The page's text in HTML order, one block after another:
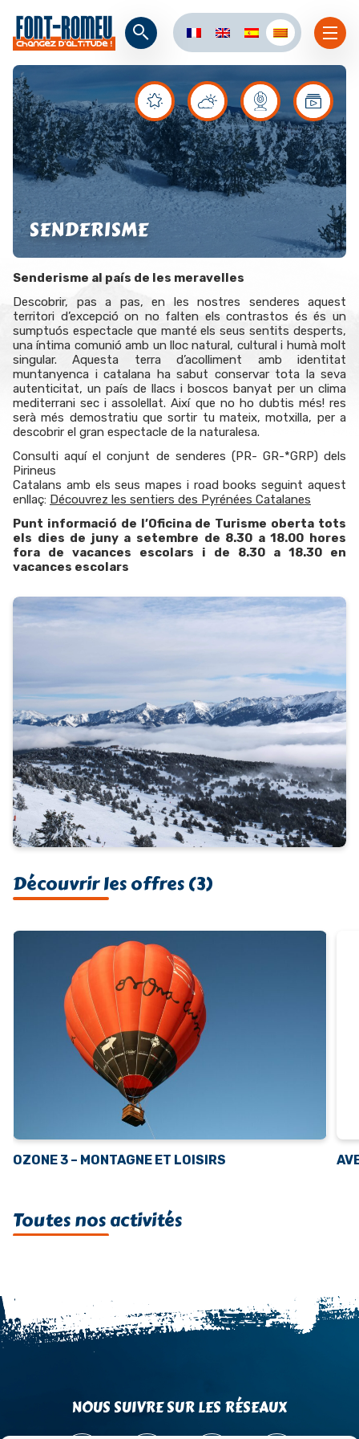
SENDERISME
Senderisme al país de les meravelles
Descobrir, pas a pas, en les nostres senderes aquest
territori d’excepció on no falten els contrastos és és un
sumptuós espectacle que manté els seus sentits desperts,
una íntima comunió amb un lloc natural, cultural i humà molt
singular. Aquesta terra d’acolliment amb identitat
muntanyenca i catalana ha sabut conservar tota la seva
autenticitat, un país de llacs i boscos banyat per un clima
mediterrani sec i assolellat. Així que no ho dubtis més! res
serà més demostratiu que sortir tu mateix, motxilla, per a
descobrir el gran espectacle de la naturalesa.
Consulti aquí el conjunt de senderes (PR- GR-*GRP) dels
Pirineus
Catalans amb els seus mapes i road books seguint aquest
enllaç: Découvrez les sentiers des Pyrénées Catalanes
Punt informació de l’Oficina de Turisme oberta tots
els dies de juny a setembre de 8.30 a 18.00 hores
fora de vacances escolars i de 8.30 a 18.30 en
vacances escolars
Découvrir les offres (3)
OZONE 3 – MONTAGNE ET LOISIRS
Toutes nos activités
NOUS SUIVRE SUR LES RÉSEAUX